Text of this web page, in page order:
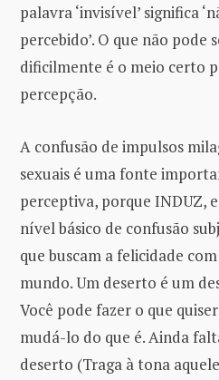
palavra ‘invisível’ significa
percebido’. O que não pode
dificilmente é o meio certo
percepção.
A confusão de impulsos
sexuais é uma fonte
perceptiva, porque INDUZ,
nível básico de confusão
que buscam a felicidade
mundo. Um deserto é um
Você pode fazer o que
mudá-lo do que é. Ainda
deserto (Traga à tona